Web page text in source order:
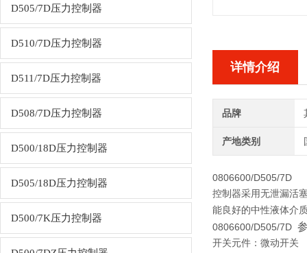
D505/7D压力控制器
D510/7D压力控制器
D511/7D压力控制器
D508/7D压力控制器
D500/18D压力控制器
D505/18D压力控制器
D500/7K压力控制器
详情介绍
品牌
产地类别
0806600/D505/7D
控制器采用无泄漏活
能良好的中性液体介
0806600/D505/7D
开关元件：微动开关